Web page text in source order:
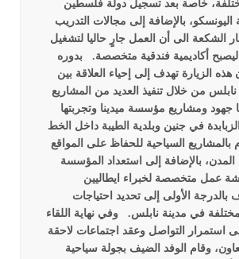
خاصة بعد تسجيل دولة فلسطين
بالإضافة إلى مجالات التدريب
الشكعة الى أن العمل جارٍ حاليا لتشغيل
أكاديمية فندقية متخصصة.
بدوره
هذه الزيارة تهدف إلى إحياء العلاقة بين
من خلال تنفيذ العديد من المشاريع
جهود ومشاريع مؤسسة ميدينا وتجربتها
في جنين وبلدية الطيبة داخل الخط
بالمشاريع السياحية للحفاظ على المواقع
المدن، بالإضافة إلى استعداد المؤسسة
عمل متخصصة لخبراء ايطاليين
الأولى إلى تحديد احتياجات
في مدينة نابلس.
وفي نهاية اللقاء
استمرار التواصل وعقد اجتماعات لاحقة
وقام الوفد الضيف بجولة سياحية